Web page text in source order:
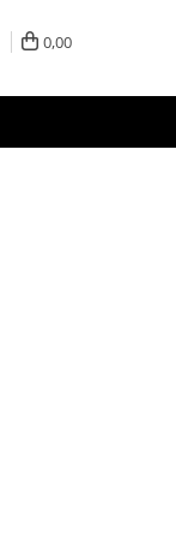
0,00